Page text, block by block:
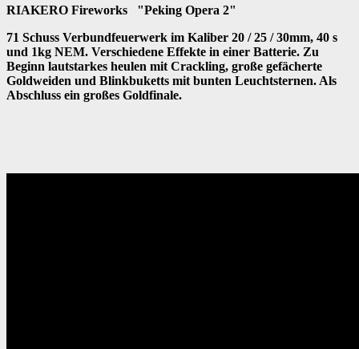
RIAKERO Fireworks "Peking Opera 2"
71 Schuss Verbundfeuerwerk im Kaliber 20 / 25 / 30mm, 40 s
und 1kg NEM. Verschiedene Effekte in einer Batterie. Zu
Beginn lautstarkes heulen mit Crackling, große gefächerte
Goldweiden und Blinkbuketts mit bunten Leuchtsternen. Als
Abschluss ein großes Goldfinale.